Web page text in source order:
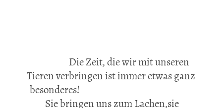
Die Zeit, die wir mit unseren
Tieren verbringen ist immer etwas ganz
besonderes!
Sie bringen uns zum Lachen,sie